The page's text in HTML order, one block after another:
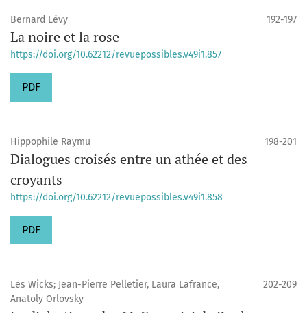
Bernard Lévy 192-197
La noire et la rose
https://doi.org/10.62212/revuepossibles.v49i1.857
PDF
Hippophile Raymu 198-201
Dialogues croisés entre un athée et des
croyants
https://doi.org/10.62212/revuepossibles.v49i1.858
PDF
Les Wicks; Jean-Pierre Pelletier, Laura Lafrance,
Anatoly Orlovsky
202-209